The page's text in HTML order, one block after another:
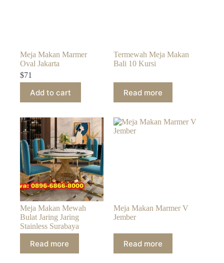
Meja Makan Marmer
Oval Jakarta
$71
Add to cart
Termewah Meja Makan
Bali 10 Kursi
Read more
Meja Makan Mewah
Bulat Jaring Jaring
Stainless Surabaya
Read more
Meja Makan Marmer V
Jember
Read more